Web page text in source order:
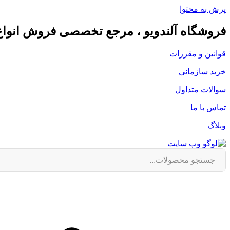
پرش به محتوا
فروشگاه آلندویو ، مرجع تخصصی فروش
قوانین و مقررات
خرید سازمانی
سوالات متداول
تماس با ما
وبلاگ